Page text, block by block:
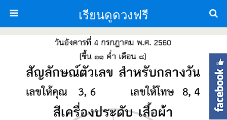
เรียนดูดวงฟรี